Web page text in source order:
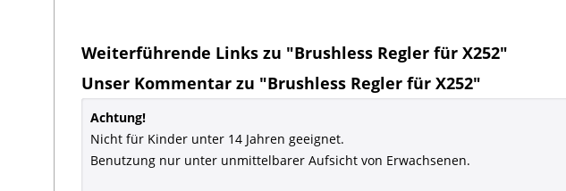
Weiterführende Links zu "Brushless Regler für X252"
Unser Kommentar zu "Brushless Regler für X252"
Achtung!
Nicht für Kinder unter 14 Jahren geeignet.
Benutzung nur unter unmittelbarer Aufsicht von Erwachsenen.